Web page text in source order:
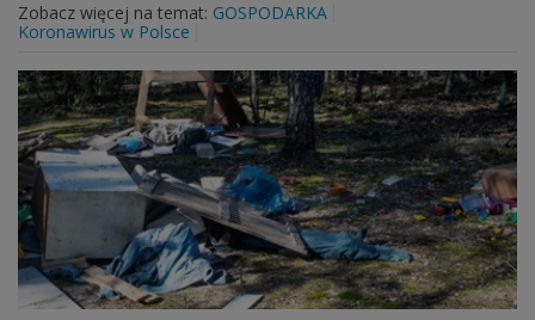
Zobacz więcej na temat: GOSPODARKA
Koronawirus w Polsce